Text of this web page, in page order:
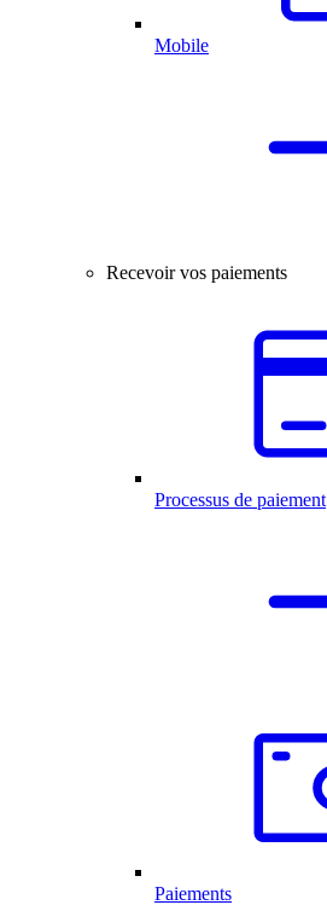
Mobile
Recevoir vos paiements
Processus de paiement
Paiements